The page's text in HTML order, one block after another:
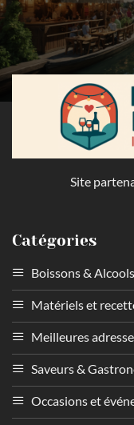
Site
Catégories
Boissons & Alcools
Matériels et
Meilleures
Saveurs &
Occasions et